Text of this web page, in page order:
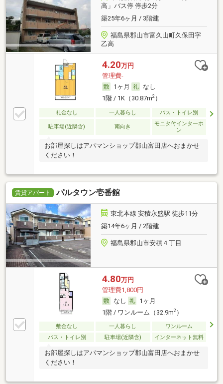
高」バス停 停歩2分
築25年6ヶ月 / 3階建
福島県郡山市富久山町久保田字
乙高
4.20万円
管理費-
1ヶ月
なし
1階 / 1K（30.87m2）
礼金なし 一人暮らし バス・トイレ別
駐車場(近隣含) 南向き
モニタ付インターホ
ン
お部屋探しはアパマンショップ郡山富田店へおまかせ
ください！
賃貸アパート パルタウン壱番館
東北本線 安積永盛駅 徒歩11分
築14年6ヶ月 / 2階建
福島県郡山市安積４丁目
4.80万円
管理費1,800円
なし
1ヶ月
1階 / ワンルーム（32.9m2）
敷金なし 一人暮らし
ワンルーム
バス・トイレ別
駐車場(近隣含) インターネット無料
お部屋探しはアパマンショップ郡山富田店へおまかせ
ください！